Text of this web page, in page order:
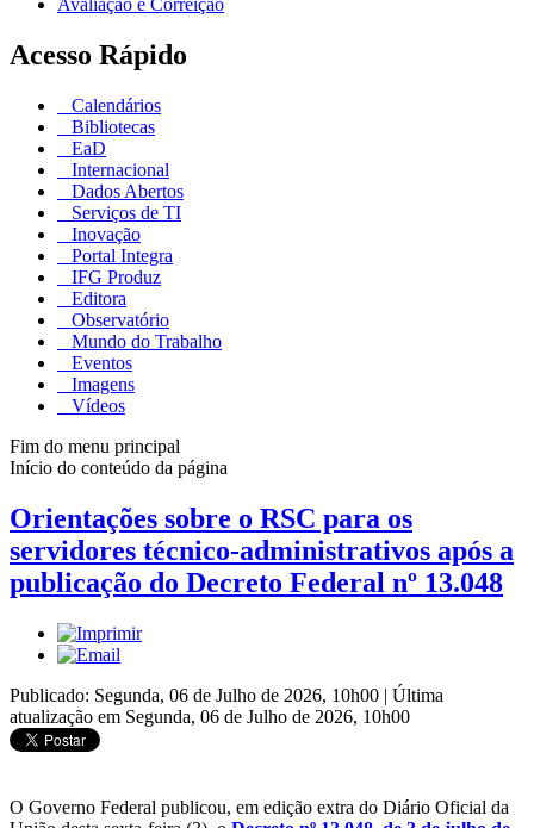
Avaliação e Correição
Acesso Rápido
Calendários
Bibliotecas
EaD
Internacional
Dados Abertos
Serviços de TI
Inovação
Portal Integra
IFG Produz
Editora
Observatório
Mundo do Trabalho
Eventos
Imagens
Vídeos
Fim do menu principal
Início do conteúdo da página
Orientações sobre o RSC para os
servidores técnico-administrativos após a
publicação do Decreto Federal nº 13.048
Publicado: Segunda, 06 de Julho de 2026, 10h00 | Última
atualização em Segunda, 06 de Julho de 2026, 10h00
O Governo Federal publicou, em edição extra do Diário Oficial da